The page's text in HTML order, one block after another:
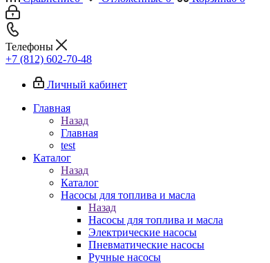
Телефоны
+7 (812) 602-70-48
Личный кабинет
Главная
Назад
Главная
test
Каталог
Назад
Каталог
Насосы для топлива и масла
Назад
Насосы для топлива и масла
Электрические насосы
Пневматические насосы
Ручные насосы